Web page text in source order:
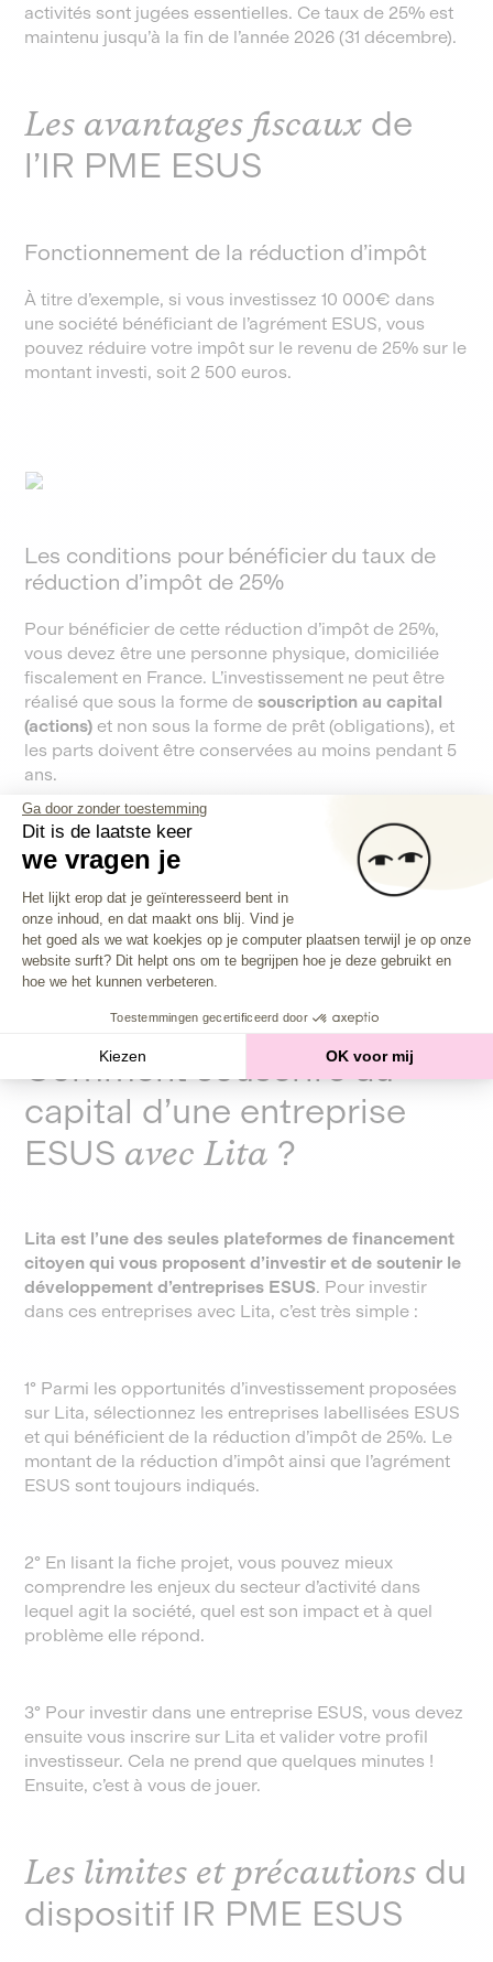
activités sont jugées essentielles. Ce taux de 25% est
maintenu jusqu’à la fin de l’année 2026 (31 décembre).
Les avantages fiscaux de
l’IR PME ESUS
Fonctionnement de la réduction d’impôt
À titre d’exemple, si vous investissez 10 000€ dans
une société bénéficiant de l’agrément ESUS, vous
pouvez réduire votre impôt sur le revenu de 25% sur le
montant investi, soit 2 500 euros.
Les conditions pour bénéficier du taux de
réduction d’impôt de 25%
Pour bénéficier de cette réduction d’impôt de 25%,
vous devez être une personne physique, domiciliée
fiscalement en France. L’investissement ne peut être
réalisé que sous la forme de souscription au capital
(actions) et non sous la forme de prêt (obligations), et
les parts doivent être conservées au moins pendant 5
ans.
Bon à savoir
Ce dispositif entre également dans le
plafonnement des niches fiscales à hauteur de 10
000 € de réduction d'impôt maximum par an.
Comment souscrire au
capital d’une entreprise
ESUS avec Lita ?
Lita est l’une des seules plateformes de financement
citoyen qui vous proposent d’investir et de soutenir le
développement d’entreprises ESUS. Pour investir
dans ces entreprises avec Lita, c’est très simple :
1° Parmi les opportunités d’investissement proposées
sur Lita, sélectionnez les entreprises labellisées ESUS
et qui bénéficient de la réduction d’impôt de 25%. Le
montant de la réduction d’impôt ainsi que l’agrément
ESUS sont toujours indiqués.
2° En lisant la fiche projet, vous pouvez mieux
comprendre les enjeux du secteur d’activité dans
lequel agit la société, quel est son impact et à quel
problème elle répond.
3° Pour investir dans une entreprise ESUS, vous devez
ensuite vous inscrire sur Lita et valider votre profil
investisseur. Cela ne prend que quelques minutes !
Ensuite, c’est à vous de jouer.
Les limites et précautions du
dispositif IR PME ESUS
Ga door zonder toestemming
Dit is de laatste keer
we vragen je
Toestemmingsbeheerplatform:
Het lijkt erop dat je geïnteresseerd bent in
onze inhoud, en dat maakt ons blij. Vind je
het goed als we wat koekjes op je computer plaatsen terwijl je op onze
website surft? Dit helpt ons om te begrijpen hoe je deze gebruikt en
hoe we het kunnen verbeteren.
Toestemmingen gecertificeerd door
Kiezen OK voor mij
Axeptio consent